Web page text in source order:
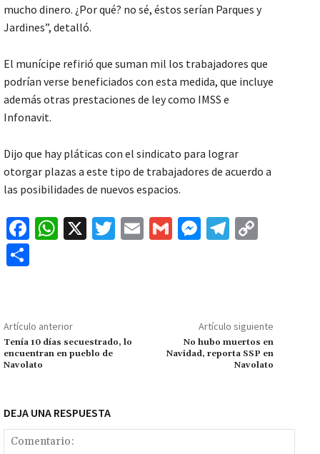
mucho dinero. ¿Por qué? no sé, éstos serían Parques y
Jardines”, detalló.
El munícipe refirió que suman mil los trabajadores que
podrían verse beneficiados con esta medida, que incluye
además otras prestaciones de ley como IMSS e
Infonavit.
Dijo que hay pláticas con el sindicato para lograr
otorgar plazas a este tipo de trabajadores de acuerdo a
las posibilidades de nuevos espacios.
Fa
o
k
W
p
p
X
T
E
G
M
ge
r
Te
m Li
n
k
p
ar
tir
Artículo anterior
Tenía 10 días secuestrado, lo
encuentran en pueblo de
Navolato
Artículo siguiente
No hubo muertos en
Navidad, reporta SSP en
Navolato
DEJA UNA RESPUESTA